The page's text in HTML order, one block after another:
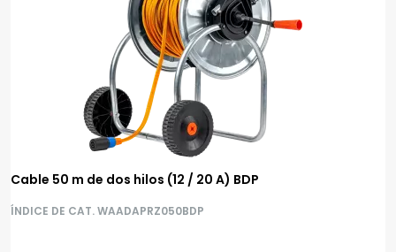
Cable 50 m de dos hilos (12 / 20 A) BDP
ÍNDICE DE CAT. WAADAPRZ050BDP